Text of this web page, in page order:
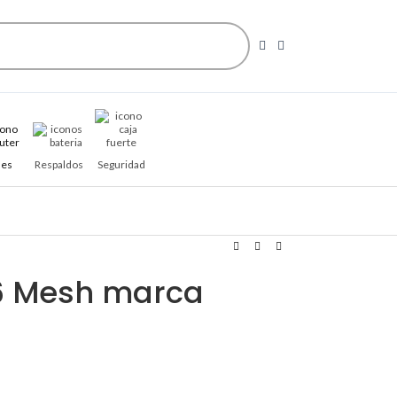
Respaldos Seguridad
Mesh marca